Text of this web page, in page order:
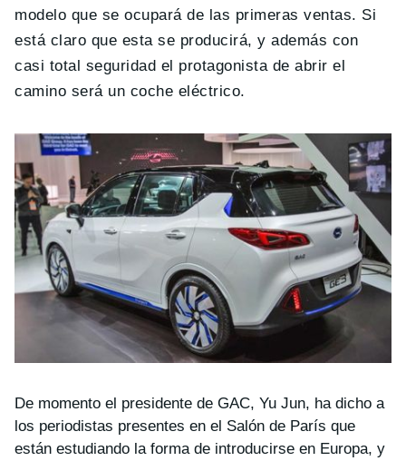
modelo que se ocupará de las primeras ventas. Si
está claro que esta se producirá, y además con
casi total seguridad el protagonista de abrir el
camino será un coche eléctrico.
De momento el presidente de GAC, Yu Jun, ha dicho a
los periodistas presentes en el Salón de París que
están estudiando la forma de introducirse en Europa, y